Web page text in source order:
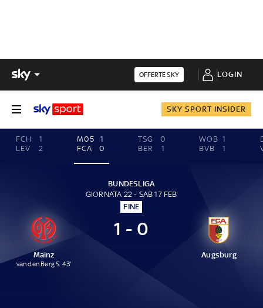
OFFERTE SKY LOGIN
SKY SPORT INSIDER
FCH
1
LEV
2
M05
1
FCA
0
TSG
0
BER
1
WOB 1
BVB
1
BUNDESLIGA
GIORNATA 22 - SAB 17 FEB
FINE
Mainz
van den Berg S. 43'
1 - 0
Augsburg